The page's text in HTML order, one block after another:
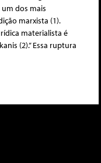
dos mais
marxista (1).
materialista é
(2).” Essa ruptura